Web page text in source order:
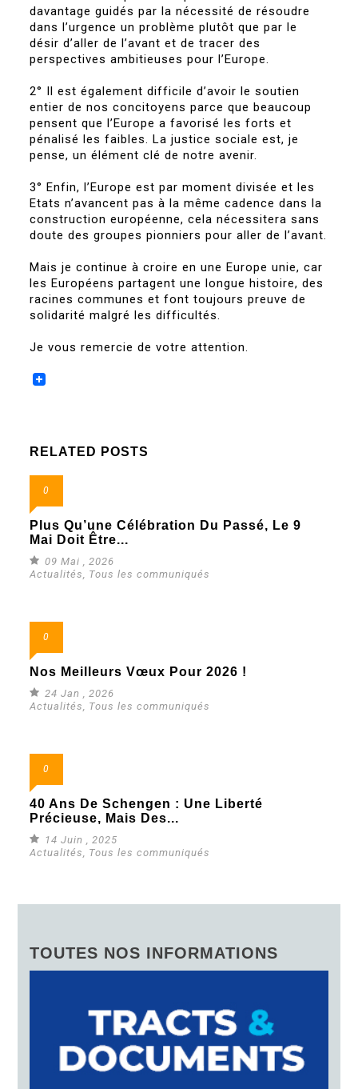
davantage guidés par la nécessité de résoudre
dans l’urgence un problème plutôt que par le
désir d’aller de l’avant et de tracer des
perspectives ambitieuses pour l’Europe.
2° Il est également difficile d’avoir le soutien
entier de nos concitoyens parce que beaucoup
pensent que l’Europe a favorisé les forts et
pénalisé les faibles. La justice sociale est, je
pense, un élément clé de notre avenir.
3° Enfin, l’Europe est par moment divisée et les
Etats n’avancent pas à la même cadence dans la
construction européenne, cela nécessitera sans
doute des groupes pionniers pour aller de l’avant.
Mais je continue à croire en une Europe unie, car
les Européens partagent une longue histoire, des
racines communes et font toujours preuve de
solidarité malgré les difficultés.
Je vous remercie de votre attention.
RELATED POSTS
0
Plus Qu’une Célébration Du Passé, Le 9
Mai Doit Être...
09 Mai , 2026
Actualités
Tous les communiqués
0
Nos Meilleurs Vœux Pour 2026 !
24 Jan , 2026
Actualités
Tous les communiqués
0
40 Ans De Schengen : Une Liberté
Précieuse, Mais Des...
14 Juin , 2025
Actualités
Tous les communiqués
TOUTES NOS INFORMATIONS